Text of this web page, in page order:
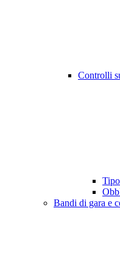
Controlli
Bandi di gara e